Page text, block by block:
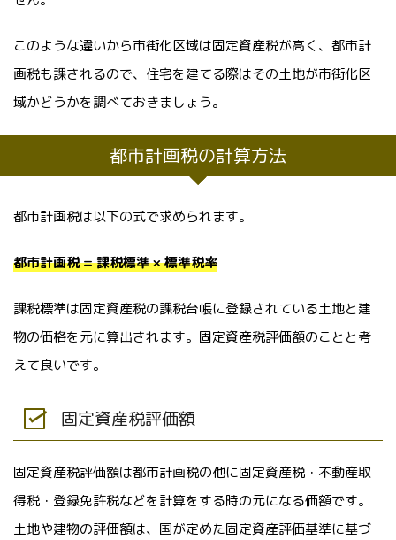
このような違いから市街化区域は固定資産税が高く、都市計
画税も課されるので、住宅を建てる際はその土地が市街化区
域かどうかを調べておきましょう。
都市計画税の計算方法
都市計画税は以下の式で求められます。
都市計画税 = 課税標準 × 標準税率
課税標準は固定資産税の課税台帳に登録されている土地と建
物の価格を元に算出されます。固定資産税評価額のことと考
えて良いです。
固定資産税評価額
固定資産税評価額は都市計画税の他に固定資産税・不動産取
得税・登録免許税などを計算をする時の元になる価額です。
土地や建物の評価額は、国が定めた固定資産評価基準に基づ